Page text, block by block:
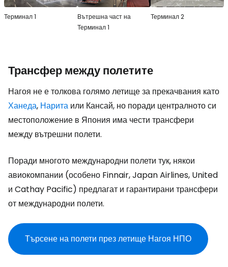
Терминал 1
Вътрешна част на
Терминал 1
Терминал 2
Трансфер между полетите
Нагоя не е толкова голямо летище за прекачвания като
Ханеда, Нарита или Кансай, но поради централното си
местоположение в Япония има чести трансфери
между вътрешни полети.
Поради многото международни полети тук, някои
авиокомпании (особено Finnair, Japan Airlines, United
и Cathay Pacific) предлагат и гарантирани трансфери
от международни полети.
Търсене на полети през летище Нагоя НПО